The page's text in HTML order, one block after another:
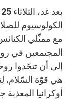
الكولوسيوم
مع ممثّلي
المجتمعين في
إلى أن تتحّدوا
هي قوّة السّلام.
أوكرانيا المعذبة